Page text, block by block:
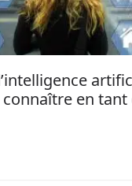
connaître en tant